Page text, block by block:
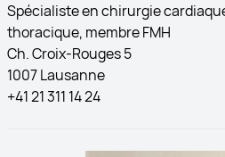
Spécialiste en chirurgie
thoracique, membre FMH
Ch. Croix-Rouges 5
1007 Lausanne
+41 21 311 14 24